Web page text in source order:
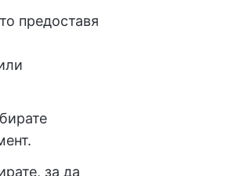
предоставя
за да